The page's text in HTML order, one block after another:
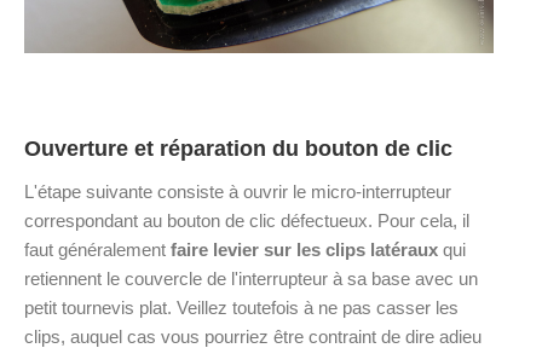
Ouverture et réparation du bouton de clic
L'étape suivante consiste à ouvrir le micro-interrupteur
correspondant au bouton de clic défectueux. Pour cela, il
faut généralement faire levier sur les clips latéraux qui
retiennent le couvercle de l'interrupteur à sa base avec un
petit tournevis plat. Veillez toutefois à ne pas casser les
clips, auquel cas vous pourriez être contraint de dire adieu